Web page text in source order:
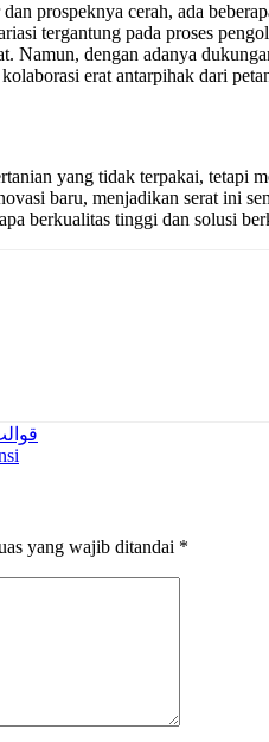
prospeknya cerah, ada
tergantung pada proses
Namun, dengan adanya
erat antarpihak dari
yang tidak terpakai, tetapi
baru, menjadikan serat ini
berkualitas tinggi dan solusi
yang wajib ditandai *